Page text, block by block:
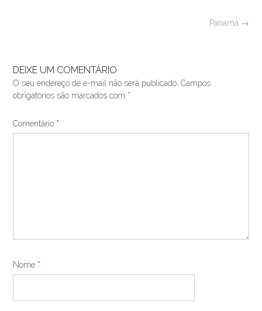
Panamá →
DEIXE UM COMENTÁRIO
O seu endereço de e-mail não será publicado. Campos
obrigatórios são marcados com *
Comentário *
Nome *